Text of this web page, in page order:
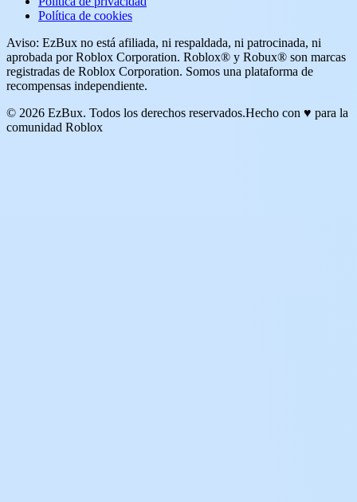
Política de cookies
Aviso: EzBux no está afiliada, ni respaldada, ni patrocinada, ni
aprobada por Roblox Corporation. Roblox® y Robux® son marcas
registradas de Roblox Corporation. Somos una plataforma de
recompensas independiente.
© 2026 EzBux. Todos los derechos reservados.Hecho con ♥ para la
comunidad Roblox